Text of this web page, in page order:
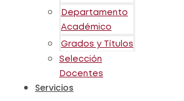
Departamento
Académico
Grados y Títulos
Selección
Docentes
Servicios